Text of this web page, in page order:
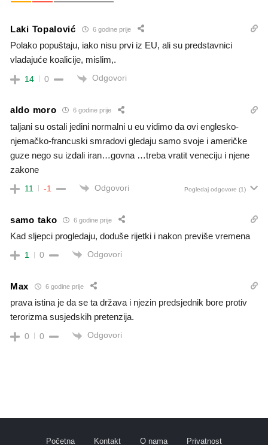
Laki Topalović 6 godine prije
Polako popuštaju, iako nisu prvi iz EU, ali su predstavnici
vladajuće koalicije, mislim,.
14 0 Odgovori
aldo moro 6 godine prije
taljani su ostali jedini normalni u eu vidimo da ovi englesko-
njemačko-francuski smradovi gledaju samo svoje i američke
guze nego su izdali iran…govna …treba vratit veneciju i njene
zakone
11 -1 Odgovori Pogledaj odgovore (1)
samo tako 6 godine prije
Kad sljepci progledaju, doduše rijetki i nakon previše vremena
1 0 Odgovori
Max 6 godine prije
prava istina je da se ta država i njezin predsjednik bore protiv
terorizma susjedskih pretenzija.
0 0 Odgovori
Početna Kontakt O nama Privatnost